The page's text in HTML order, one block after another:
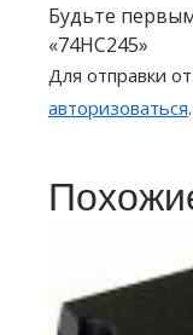
Будьте
«74HC245»
Для отправки
авторизоваться.